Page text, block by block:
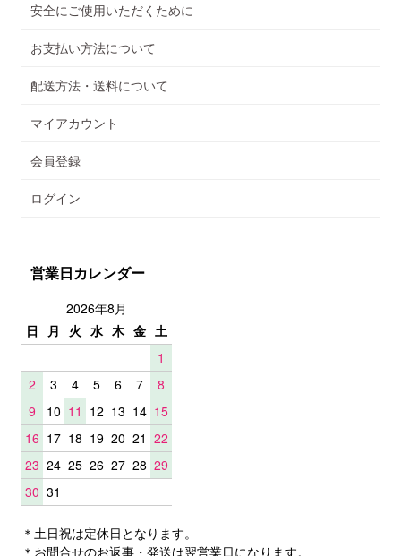
安全にご使用いただくために
お支払い方法について
配送方法・送料について
マイアカウント
会員登録
ログイン
営業日カレンダー
2026年8月
日
月 火 水 木 金 土
1
2
3 4 5 6 7
8
9
10 11 12 13 14 15
16 17 18 19 20 21 22
23 24 25 26 27 28 29
30 31
＊土日祝は定休日となります。
＊お問合せのお返事・発送は翌営業日になります。